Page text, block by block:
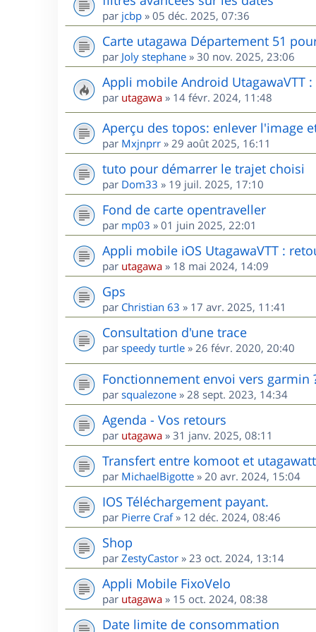
par jcbp » 05 déc. 2025, 07:36
Carte utagawa Département 51
par Joly stephane » 30 nov. 2025, 23:06
Appli mobile Android UtagawaVTT
par utagawa » 14 févr. 2024, 11:48
Aperçu des topos: enlever l'image
par Mxjnprr » 29 août 2025, 16:11
tuto pour démarrer le trajet choisi
par Dom33 » 19 juil. 2025, 17:10
Fond de carte opentraveller
par mp03 » 01 juin 2025, 22:01
Appli mobile iOS UtagawaVTT :
par utagawa » 18 mai 2024, 14:09
Gps
par Christian 63 » 17 avr. 2025, 11:41
Consultation d'une trace
par speedy turtle » 26 févr. 2020, 20:40
Fonctionnement envoi vers garmin
par squalezone » 28 sept. 2023, 14:34
Agenda - Vos retours
par utagawa » 31 janv. 2025, 08:11
Transfert entre komoot et utagawatt
par MichaelBigotte » 20 avr. 2024, 15:04
IOS Téléchargement payant.
par Pierre Craf» 12 déc. 2024, 08:46
Shop
par ZestyCastor » 23 oct. 2024, 13:14
Appli Mobile FixoVelo
par utagawa » 15 oct. 2024, 08:38
Date limite de consommation